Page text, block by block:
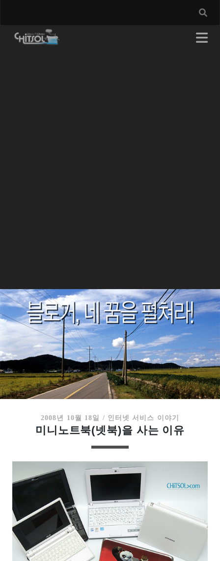
2008년 10월 18일 / 인터넷 서비스 이야기
미니노트북(넷북)을 사는 이유